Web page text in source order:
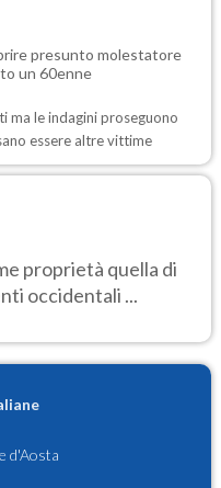
presunto molestatore
un 60enne
ma le indagini proseguono
essere altre vittime
proprietà quella di
occidentali ...
d'Aosta